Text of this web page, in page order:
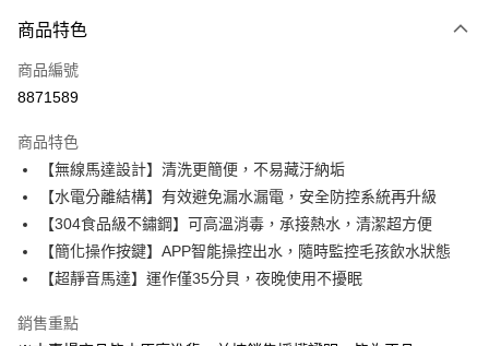
信用卡一次付款
超商取貨付款
Apple Pay
街口支付
悠遊付
Google Pay
ATM付款
商品特色
商品編號
8871589
商品特色
【無線馬達設計】清洗更簡便，不易藏汙納垢
【水電分離結構】有效避免漏水漏電，安全防控系統再升級
【304食品級不鏽鋼】可高溫消毒，承接熱水，清潔超方便
【簡化操作按鍵】APP智能操控出水，隨時監控毛孩飲水狀態
【超靜音馬達】運作僅35分貝，夜晚使用不擾眠
銷售重點